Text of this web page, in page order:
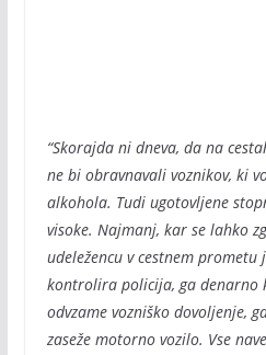
“Skorajda ni dneva, da na
ne bi obravnavali voznikov, ki
alkohola. Tudi ugotovljene
visoke. Najmanj, kar se lahko
udeležencu v cestnem prometu
kontrolira policija, ga denarno
odvzame vozniško dovoljenje,
zaseže motorno vozilo. Vse